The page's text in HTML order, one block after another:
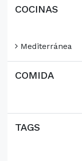
COCINAS
Mediterránea
COMIDA
TAGS